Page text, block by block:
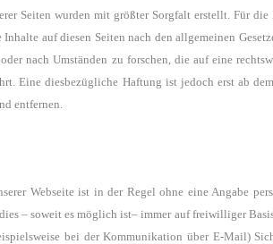
Seiten wurden mit größter Sorgfalt erstellt. Für
Inhalte auf diesen Seitennach den allgemeinen
oder nach Umständen zu forschen, die auf eine
Eine diesbezügliche Haftung ist jedoch erst ab
entfernen.
Webseite ist in der Regel ohne eine Angabe
– soweit es möglich ist– immer auf freiwilliger
bei der Kommunikation über E-Mail)